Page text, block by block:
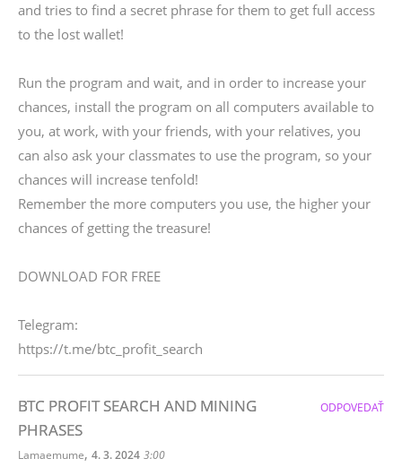
and tries to find a secret phrase for them to get full access
to the lost wallet!
Run the program and wait, and in order to increase your
chances, install the program on all computers available to
you, at work, with your friends, with your relatives, you
can also ask your classmates to use the program, so your
chances will increase tenfold!
Remember the more computers you use, the higher your
chances of getting the treasure!
DOWNLOAD FOR FREE
Telegram:
https://t.me/btc_profit_search
BTC PROFIT SEARCH AND MINING
PHRASES
Lamaemume, 4. 3. 2024 3:00
ODPOVEDAŤ